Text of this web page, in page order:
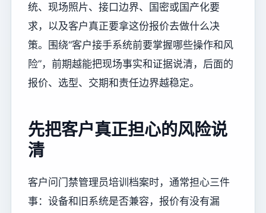
统、现场照片、接口边界、国密或国产化要
求，以及客户真正要拿这份报价去做什么决
策。围绕“客户接手系统前要掌握哪些操作和风
险”，前期越能把现场事实和证据说清，后面的
报价、选型、交期和责任边界越稳定。
先把客户真正担心的风险说
清
客户问门禁管理员培训档案时，通常担心三件
事：设备和旧系统是否兼容，报价有没有漏